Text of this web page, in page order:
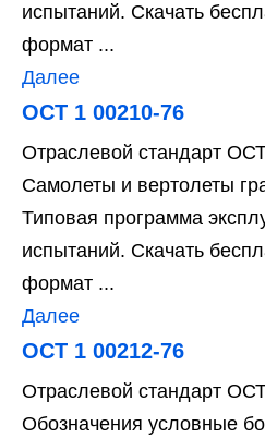
испытаний. Скачать
формат ...
Далее
ОСТ 1 00210-76
Отраслевой стандарт
Самолеты и вертолеты
Типовая программа
испытаний. Скачать
формат ...
Далее
ОСТ 1 00212-76
Отраслевой стандарт
Обозначения условные